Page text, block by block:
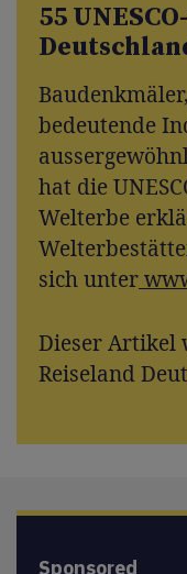
55
bedeutende
hat die
Welterbe
sich unter
Dieser Artikel
Reiseland
Sponsored